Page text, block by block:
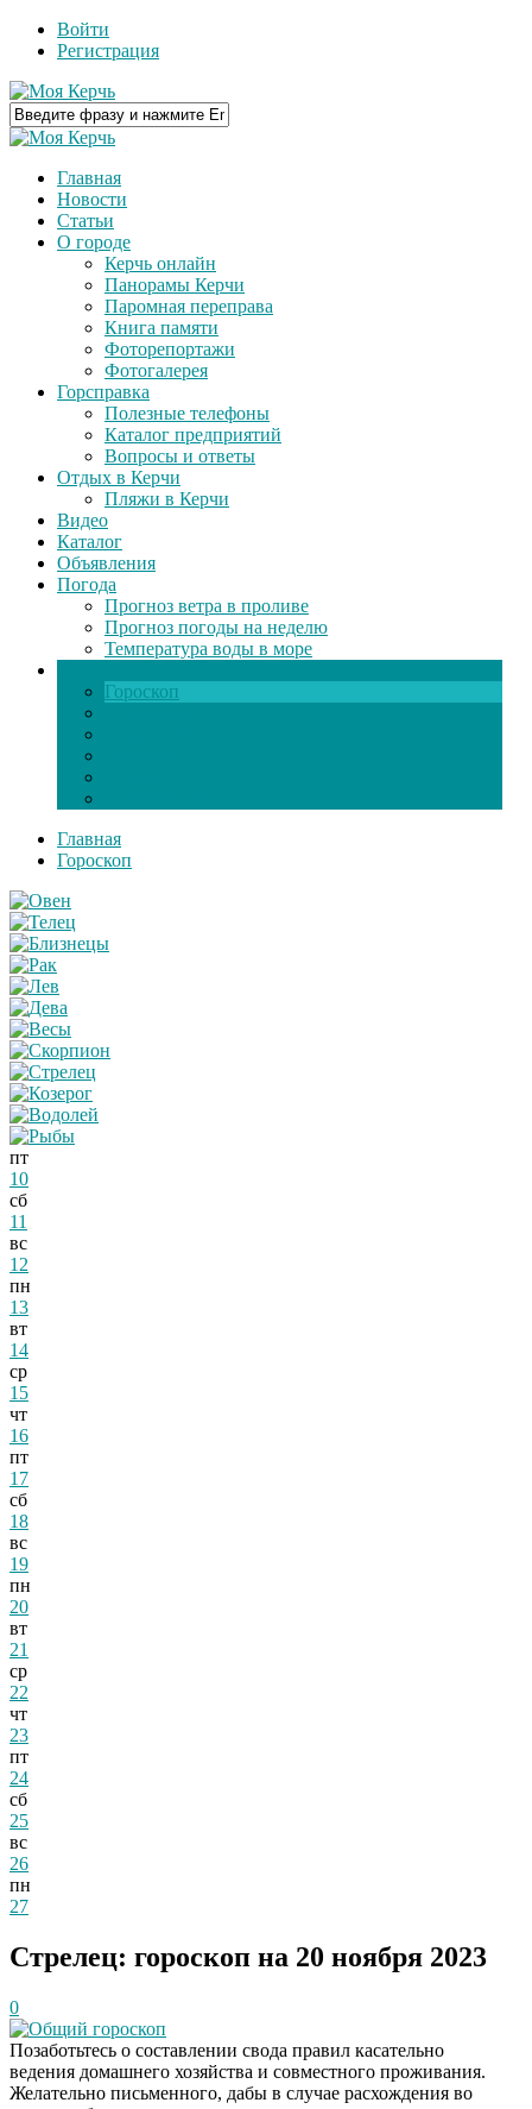
Войти
Регистрация
Главная
Новости
Статьи
О городе
Керчь онлайн
Панорамы Керчи
Паромная переправа
Книга памяти
Фоторепортажи
Фотогалерея
Горсправка
Полезные телефоны
Каталог предприятий
Вопросы и ответы
Отдых в Керчи
Пляжи в Керчи
Видео
Каталог
Объявления
Погода
Прогноз ветра в проливе
Прогноз погоды на неделю
Температура воды в море
Гороскоп
Главная
Гороскоп
пт
10
сб
11
вс
12
пн
13
вт
14
ср
15
чт
16
пт
17
сб
18
вс
19
пн
20
вт
21
ср
22
чт
23
пт
24
сб
25
вс
26
пн
27
Стрелец: гороскоп на 20 ноября 2023
0
Общий гороскоп
Позаботьтесь о составлении свода правил касательно
ведения домашнего хозяйства и совместного проживания.
Желательно письменного, дабы в случае расхождения во